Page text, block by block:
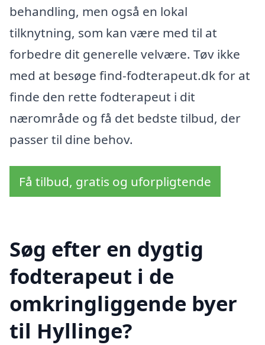
behandling, men også en lokal
tilknytning, som kan være med til at
forbedre dit generelle velvære. Tøv ikke
med at besøge find-fodterapeut.dk for at
finde den rette fodterapeut i dit
nærområde og få det bedste tilbud, der
passer til dine behov.
Få tilbud, gratis og uforpligtende
Søg efter en dygtig
fodterapeut i de
omkringliggende byer
til Hyllinge?